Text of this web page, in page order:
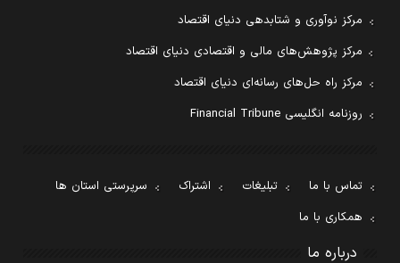
مرکز نوآوری و شتابدهی دنیای اقتصاد
مرکز پژوهش‌های مالی و اقتصادی دنیای اقتصاد
مرکز راه حل‌های رسانه‌ای دنیای اقتصاد
روزنامه انگلیسی Financial Tribune
تماس با ما تبلیغات اشتراک
سرپرستی استان ها
همکاری با ما
درباره ما